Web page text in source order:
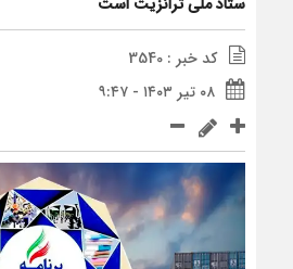
کد خبر : 3540
۰۸ تیر ۱۴۰۳ - ۹:۴۷